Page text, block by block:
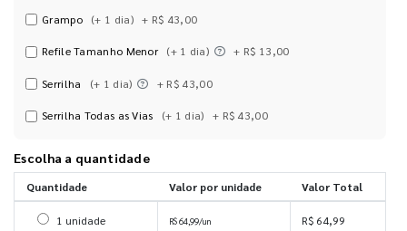
Grampo (+ 1 dia) + R$ 43,00
Refile Tamanho Menor (+ 1 dia) + R$ 13,00
Serrilha (+ 1 dia) + R$ 43,00
Serrilha Todas as Vias (+ 1 dia) + R$ 43,00
Escolha a quantidade
Quantidade Valor por unidade Valor Total
Selecionar 1 unidade
1 unidade R$ 64,99/un R$ 64,99